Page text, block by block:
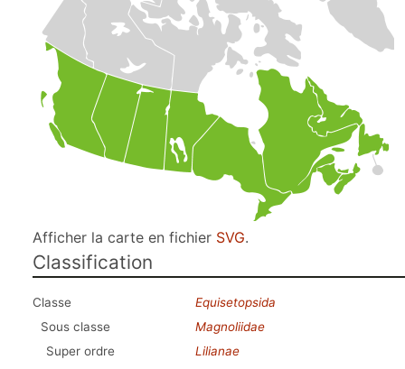
Afficher la carte en fichier SVG.
Classification
Classe
Equisetopsida
Sous classe
Magnoliidae
Super ordre
Lilianae